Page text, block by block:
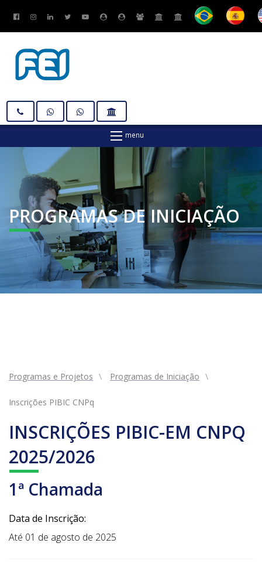
PROGRAMASDE INICIAÇÃO
Programas e Projetos Programas de Iniciação
Inscrições PIBIC CNPq
INSCRIÇÕES PIBIC-EM CNPQ
2025/2026
1ª Chamada
Data de Inscrição:
Até 01 de agosto de 2025